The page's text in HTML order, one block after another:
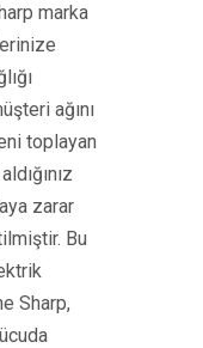
marka
ağını
toplayan
zarar
Bu
Sharp,